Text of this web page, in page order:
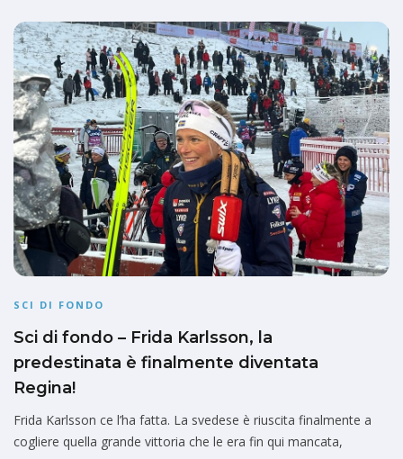
SCI DI FONDO
Sci di fondo – Frida Karlsson, la
predestinata è finalmente diventata
Regina!
Frida Karlsson ce l’ha fatta. La svedese è riuscita finalmente a
cogliere quella grande vittoria che le era fin qui mancata,